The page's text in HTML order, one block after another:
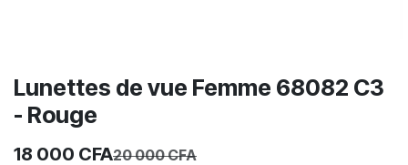
Lunettes de vue Femme 68082 C3
- Rouge
18 000 CFA20 000CFA